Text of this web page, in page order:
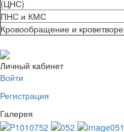
(ЦНС)
ПНС и КМС
Кровообращение и
Личный кабинет
Войти
Регистрация
Галерея